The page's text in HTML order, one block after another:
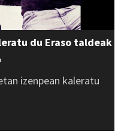
du Eraso taldeak
izenpean kaleratu